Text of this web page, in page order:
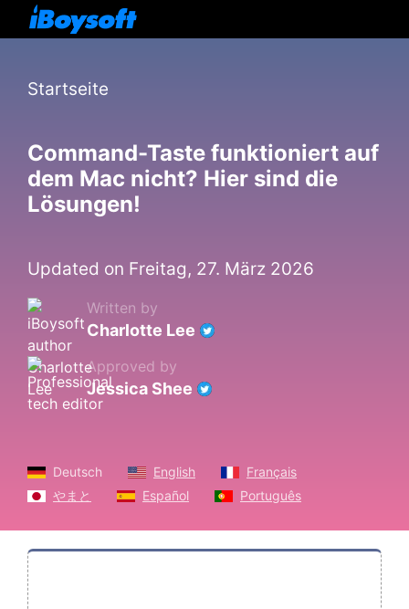
Startseite
Command-Taste funktioniert auf
dem Mac nicht? Hier sind die
Lösungen!
Updated on Freitag, 27. März 2026
Written by
Charlotte Lee
Approved by
Jessica Shee
Deutsch English
Français
やまと
Español Português